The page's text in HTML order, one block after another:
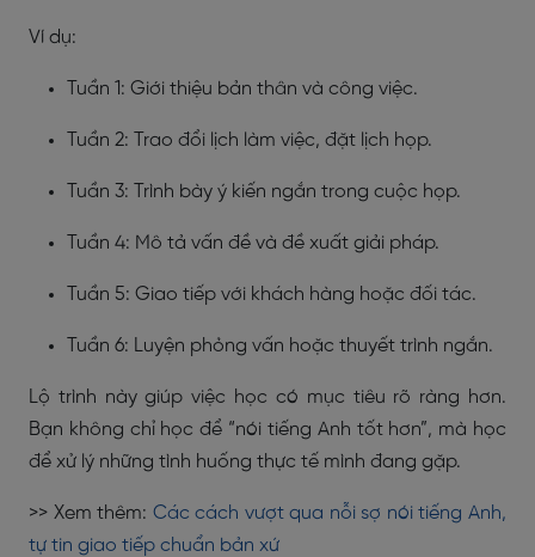
Ví dụ:
Tuần 1: Giới thiệu bản thân và công việc.
Tuần 2: Trao đổi lịch làm việc, đặt lịch họp.
Tuần 3: Trình bày ý kiến ngắn trong cuộc họp.
Tuần 4: Mô tả vấn đề và đề xuất giải pháp.
Tuần 5: Giao tiếp với khách hàng hoặc đối tác.
Tuần 6: Luyện phỏng vấn hoặc thuyết trình ngắn.
Lộ trình này giúp việc học có mục tiêu rõ ràng hơn.
Bạn không chỉ học để “nói tiếng Anh tốt hơn”, mà học
để xử lý những tình huống thực tế mình đang gặp.
>> Xem thêm: Các cách vượt qua nỗi sợ nói tiếng Anh,
tự tin giao tiếp chuẩn bản xứ